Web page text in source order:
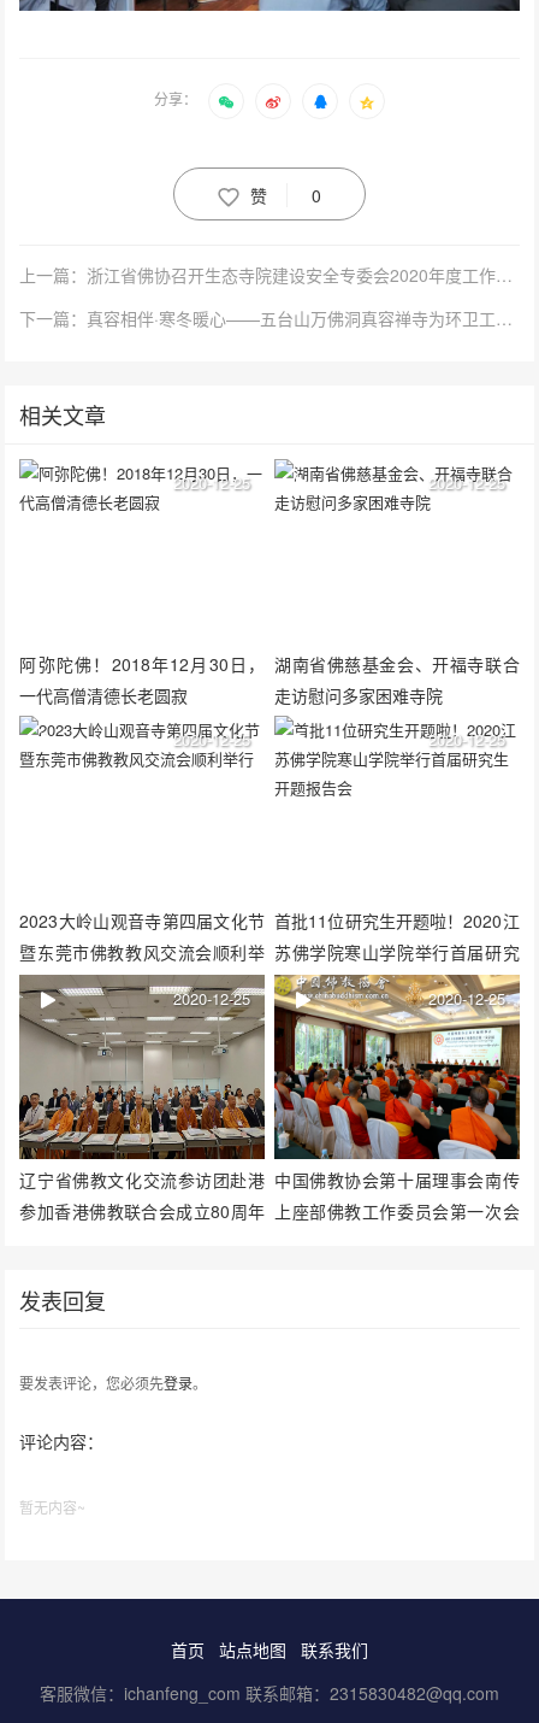
分享：
赞 0
上一篇：浙江省佛协召开生态寺院建设安全专委会2020年度工作会议
下一篇：真容相伴·寒冬暖心——五台山万佛洞真容禅寺为环卫工人奉送暖心健康包
相关文章
阿弥陀佛！2018年12月30日，
一代高僧清德长老圆寂
2020-12-25
湖南省佛慈基金会、开福寺联合
走访慰问多家困难寺院
2020-12-25
2023大岭山观音寺第四届文化节
暨东莞市佛教教风交流会顺利举
行
2020-12-25
首批11位研究生开题啦！2020江
苏佛学院寒山学院举行首届研究
生开题报告会
2020-12-25
辽宁省佛教文化交流参访团赴港
参加香港佛教联合会成立80周年
2020-12-25
中国佛教协会第十届理事会南传
上座部佛教工作委员会第一次会
2020-12-25
发表回复
要发表评论，您必须先登录。
评论内容：
暂无内容~
首页 站点地图
联系我们
客服微信：ichanfeng_com 联系邮箱：2315830482@qq.com